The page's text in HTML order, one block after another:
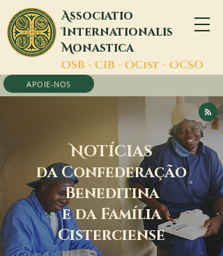
Associatio
Internationalis
Monastica
OSB - CIB - OCist - OCSO
APOIE-NOS
NOTÍCIAS
da Confederação
Beneditina
e da Família
Cisterciense